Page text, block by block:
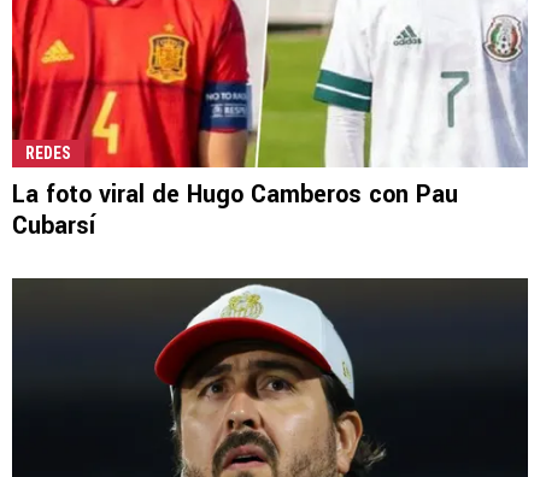
REDES
La foto viral de Hugo Camberos con Pau
Cubarsí